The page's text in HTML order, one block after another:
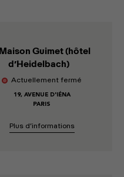
Maison Guimet (hôtel
d’Heidelbach)
Actuellement fermé
19, AVENUE D'IÉNA
PARIS
Plus d’informations